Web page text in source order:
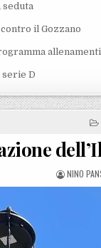
seduta
il Gozzano
allenamenti
serie D
POSTED
NINO